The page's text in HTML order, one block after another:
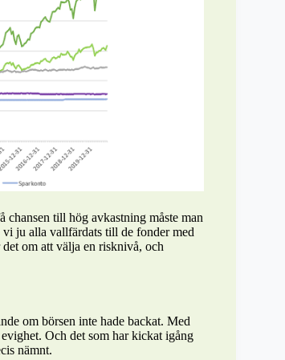
chansen till hög avkastning måste man
ju alla vallfärdats till de fonder med
om att välja en risknivå, och
om börsen inte hade backat. Med
Och det som har kickat igång
nämnt.